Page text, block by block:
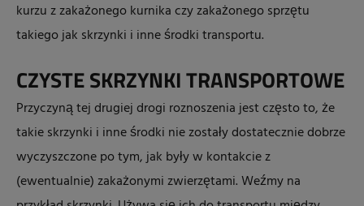
kurzu z zakażonego kurnika czy zakażonego sprzętu
takiego jak skrzynki i inne środki transportu.
CZYSTE SKRZYNKI TRANSPORTOWE
Przyczyną tej drugiej drogi roznoszenia jest często to, że
takie skrzynki i inne środki nie zostały dostatecznie dobrze
wyczyszczone po tym, jak były w kontakcie z
(ewentualnie) zakażonymi zwierzętami. Weźmy na